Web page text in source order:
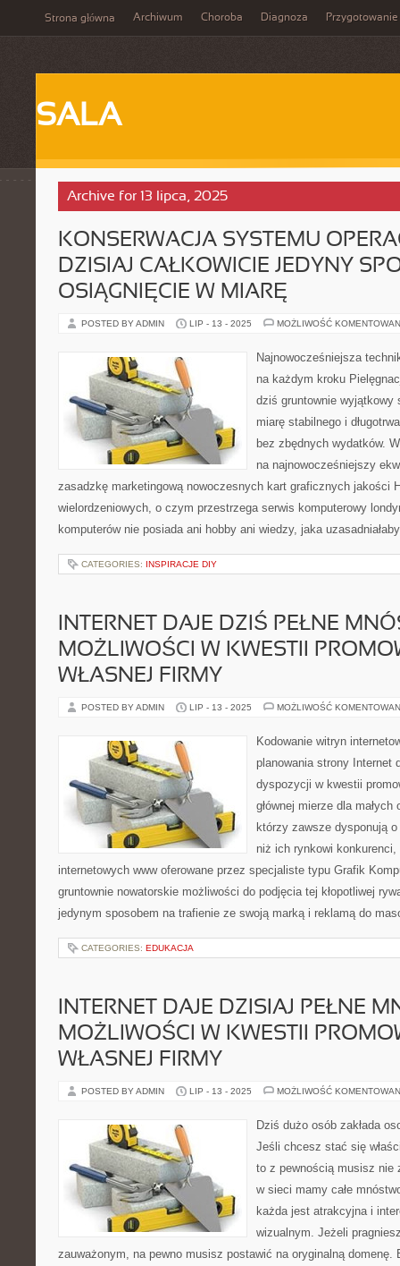
Strona główna Archiwum Choroba Diagnoza Przygotowanie
SALA
Archive for 13 lipca, 2025
KONSERWACJA SYSTEMU
DZISIAJ CAŁKOWICIE JEDYNY
OSIĄGNIĘCIE W MIARĘ
POSTED BY ADMIN LIP - 13 - 2025 MOŻLIWOŚĆ
Najnowocześniejsza
na każdym kroku
dziś gruntownie wyjątkowy
miarę stabilnego i
bez zbędnych wydatków.
na najnowocześniejszy
zasadzkę marketingową nowoczesnych kart graficznych jakości
wielordzeniowych, o czym przestrzega serwis komputerowy
komputerów nie posiada ani hobby ani wiedzy, jaka
CATEGORIES: INSPIRACJE DIY
INTERNET DAJE DZIŚ PEŁNE
MOŻLIWOŚCI W KWESTII
WŁASNEJ FIRMY
POSTED BY ADMIN LIP - 13 - 2025 MOŻLIWOŚĆ
Kodowanie witryn
planowania strony Internet
dyspozycji w kwestii
głównej mierze dla
którzy zawsze dysponują
niż ich rynkowi konkurenci,
internetowych www oferowane przez specjaliste typu Grafik
gruntownie nowatorskie możliwości do podjęcia tej kłopotliwej
jedynym sposobem na trafienie ze swoją marką i reklamą do
CATEGORIES: EDUKACJA
INTERNET DAJE DZISIAJ PEŁNE
MOŻLIWOŚCI W KWESTII
WŁASNEJ FIRMY
POSTED BY ADMIN LIP - 13 - 2025 MOŻLIWOŚĆ
Dziś dużo osób zakłada
Jeśli chcesz stać się
to z pewnością musisz nie
w sieci mamy całe
każda jest atrakcyjna i
wizualnym. Jeżeli
zauważonym, na pewno musisz postawić na oryginalną